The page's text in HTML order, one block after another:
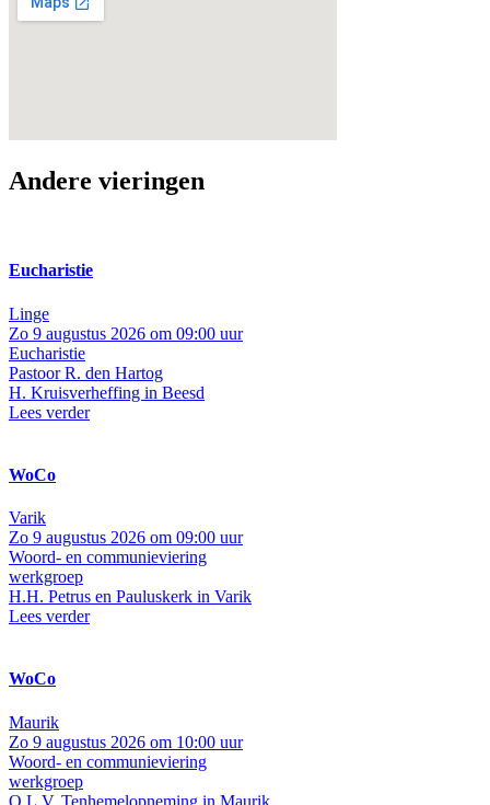
Andere vieringen
Eucharistie
Linge
Zo 9 augustus 2026 om 09:00 uur
Eucharistie
Pastoor R. den Hartog
H. Kruisverheffing in Beesd
Lees verder
WoCo
Varik
Zo 9 augustus 2026 om 09:00 uur
Woord- en communieviering
werkgroep
H.H. Petrus en Pauluskerk in Varik
Lees verder
WoCo
Maurik
Zo 9 augustus 2026 om 10:00 uur
Woord- en communieviering
werkgroep
O.L.V. Tenhemelopneming in Maurik